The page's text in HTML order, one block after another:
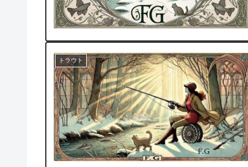
トラウト